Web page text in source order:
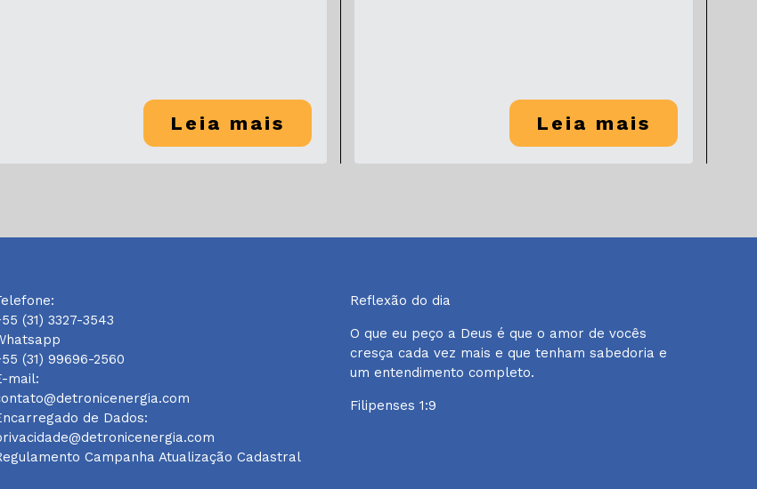
Leia mais Leia mais
(31) 3327-3543
(31) 99696-2560
mail:
de Dados:
Campanha Atualização Cadastral
Reflexão do dia
O que eu peço a Deus é que o amor de vocês
cresça cada vez mais e que tenham sabedoria e
um entendimento completo.
Filipenses 1:9